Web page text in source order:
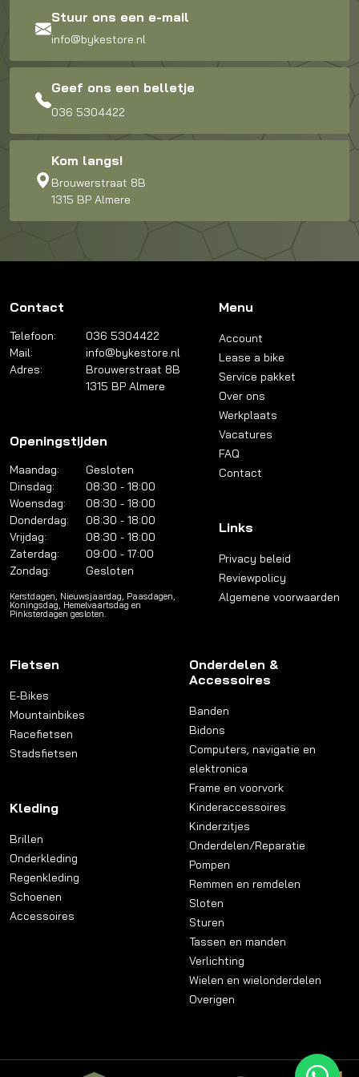
Stuur ons een e-mail
info@bykestore.nl
Geef ons een belletje
036 5304422
Kom langs!
Brouwerstraat 8B
1315 BP Almere
Contact
Telefoon:
036 5304422
Mail:
info@bykestore.nl
Adres:
Brouwerstraat 8B
1315 BP Almere
Openingstijden
Maandag:
Gesloten
Dinsdag:
08:30 - 18:00
Woensdag:
08:30 - 18:00
Donderdag:
08:30 - 18:00
Vrijdag:
08:30 - 18:00
Zaterdag:
09:00 - 17:00
Zondag:
Gesloten
Kerstdagen, Nieuwsjaardag, Paasdagen,
Koningsdag, Hemelvaartsdag en
Pinksterdagen gesloten.
Menu
Account
Lease a bike
Service pakket
Over ons
Werkplaats
Vacatures
FAQ
Contact
Links
Privacy beleid
Reviewpolicy
Algemene voorwaarden
Fietsen
E-Bikes
Mountainbikes
Racefietsen
Stadsfietsen
Kleding
Brillen
Onderkleding
Regenkleding
Schoenen
Accessoires
Onderdelen &
Accessoires
Banden
Bidons
Computers, navigatie en
elektronica
Frame en voorvork
Kinderaccessoires
Kinderzitjes
Onderdelen/Reparatie
Pompen
Remmen en remdelen
Sloten
Sturen
Tassen en manden
Verlichting
Wielen en wielonderdelen
Overigen